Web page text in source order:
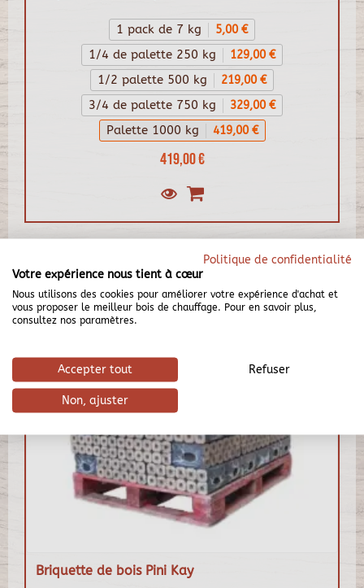
419,00 €
1 pack de 7 kg 5,00 €
1/4 de palette 250 kg 129,00 €
1/2 palette 500 kg 219,00 €
3/4 de palette 750 kg 329,00 €
Palette 1000 kg 419,00 €
Briquette de bois Pini Kay
Politique de confidentialité
Votre expérience nous tient à cœur
Nous utilisons des cookies pour améliorer votre expérience d'achat et
vous proposer le meilleur bois de chauffage. Pour en savoir plus,
consultez nos paramètres.
Accepter tout Refuser
Non, ajuster